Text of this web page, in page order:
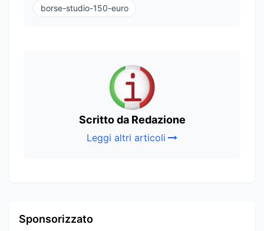
borse-studio-150-euro
Scritto da Redazione
Leggi altri articoli
Sponsorizzato